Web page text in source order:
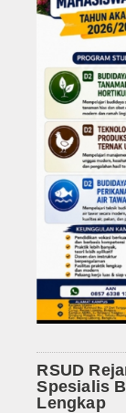
RSUD
Spesialis
Lengkap